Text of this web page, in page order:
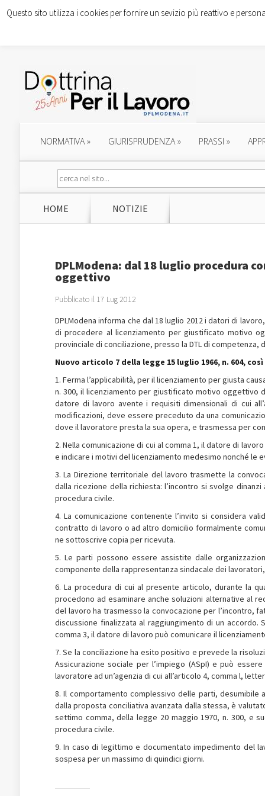
NORMATIVA» GIURISPRUDENZA» PRASSI »
HOME NOTIZIE
DPLModena: dal 18 luglio procedura
oggettivo
Pubblicato il 17 Lug 2012
DPLModena informa che dal 18 luglio 2012 i datori di
di procedere al licenziamento per giustificato motivo
provinciale di conciliazione, presso la DTL di competenza,
Nuovo articolo 7 della legge 15 luglio 1966, n. 604,
1. Ferma l’applicabilità, per il licenziamento per giusta
n. 300, il licenziamento per giustificato motivo oggettivo
datore di lavoro avente i requisiti dimensionali di cui
modificazioni, deve essere preceduto da una
dove il lavoratore presta la sua opera, e trasmessa per
2. Nella comunicazione di cui al comma 1, il datore di
e indicare i motivi del licenziamento medesimo nonché le
3. La Direzione territoriale del lavoro trasmette la
dalla ricezione della richiesta: l’incontro si svolge
procedura civile.
4. La comunicazione contenente l’invito si considera
contratto di lavoro o ad altro domicilio formalmente
ne sottoscrive copia per ricevuta.
5. Le parti possono essere assistite dalle
componente della rappresentanza sindacale dei
6. La procedura di cui al presente articolo, durante la
procedono ad esaminare anche soluzioni alternative al
del lavoro ha trasmesso la convocazione per l’incontro,
discussione finalizzata al raggiungimento di un
comma 3, il datore di lavoro può comunicare il
7. Se la conciliazione ha esito positivo e prevede la
Assicurazione sociale per l’impiego (ASpI) e può
lavoratore ad un’agenzia di cui all’articolo 4, comma l,
8. Il comportamento complessivo delle parti,
dalla proposta conciliativa avanzata dalla stessa, è
settimo comma, della legge 20 maggio 1970, n. 300, e
procedura civile.
9. In caso di legittimo e documentato impedimento del
sospesa per un massimo di quindici giorni.
Questo sito utilizza i cookies per fornire un sevizio più reattivo e